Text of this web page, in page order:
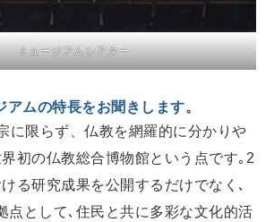
ミュージアムシアター
アムの特長をお聞きします。
に限らず、仏教を網羅的に分かりや
初の仏教総合博物館という点です｡2
る研究成果を公開するだけでなく､
点として､住民と共に多彩な文化的活